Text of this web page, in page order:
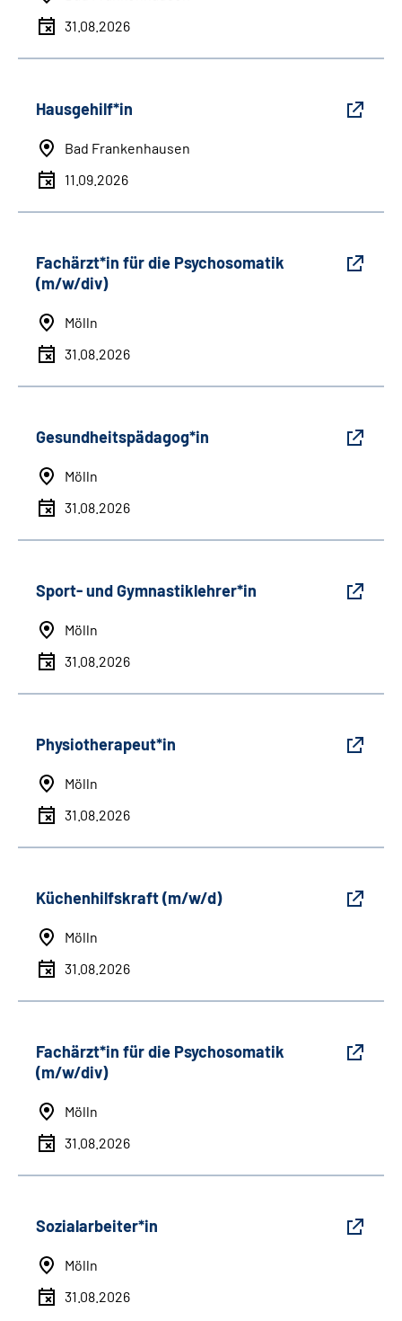
31.08.2026
Hausgehilf*in
Bad Frankenhausen
11.09.2026
Fachärzt*in für die Psychosomatik
(m/w/div)
Mölln
31.08.2026
Gesundheitspädagog*in
Mölln
31.08.2026
Sport- und Gymnastiklehrer*in
Mölln
31.08.2026
Physiotherapeut*in
Mölln
31.08.2026
Küchenhilfskraft (m/w/d)
Mölln
31.08.2026
Fachärzt*in für die Psychosomatik
(m/w/div)
Mölln
31.08.2026
Sozialarbeiter*in
Mölln
31.08.2026